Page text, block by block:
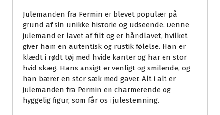
Julemanden fra Permin er blevet populær på
grund af sin unikke historie og udseende. Denne
julemand er lavet af filt og er håndlavet, hvilket
giver ham en autentisk og rustik følelse. Han er
klædt i rødt tøj med hvide kanter og har en stor
hvid skæg. Hans ansigt er venligt og smilende, og
han bærer en stor sæk med gaver. Alt i alt er
julemanden fra Permin en charmerende og
hyggelig figur, som får os i julestemning.